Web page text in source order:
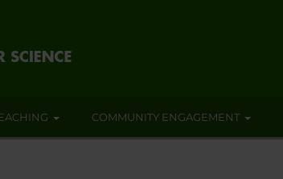
COMMUNITY ENGAGEMENT